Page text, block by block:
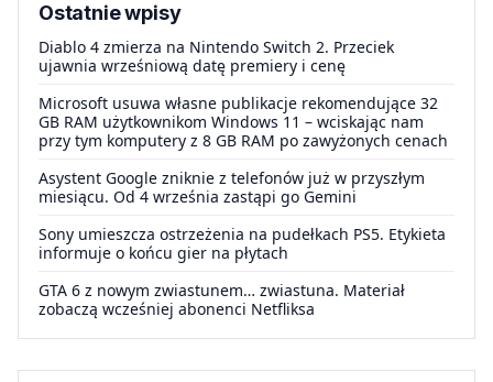
Ostatnie wpisy
Diablo 4 zmierza na Nintendo Switch 2. Przeciek
ujawnia wrześniową datę premiery i cenę
Microsoft usuwa własne publikacje rekomendujące 32
GB RAM użytkownikom Windows 11 – wciskając nam
przy tym komputery z 8 GB RAM po zawyżonych cenach
Asystent Google zniknie z telefonów już w przyszłym
miesiącu. Od 4 września zastąpi go Gemini
Sony umieszcza ostrzeżenia na pudełkach PS5. Etykieta
informuje o końcu gier na płytach
GTA 6 z nowym zwiastunem… zwiastuna. Materiał
zobaczą wcześniej abonenci Netfliksa